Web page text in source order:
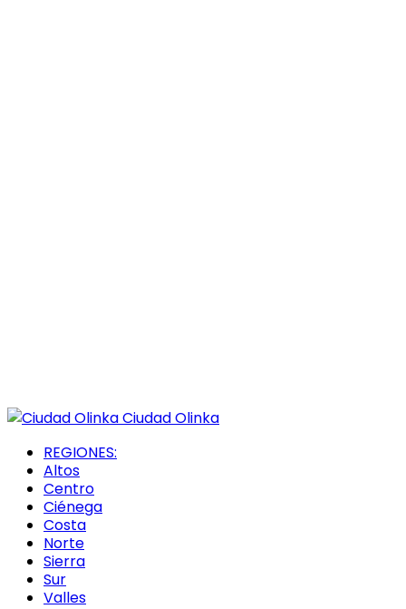
Ciudad Olinka
REGIONES:
Altos
Centro
Ciénega
Costa
Norte
Sierra
Sur
Valles